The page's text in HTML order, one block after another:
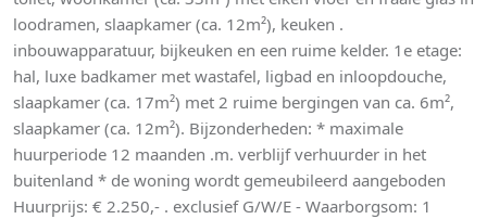
loodramen, slaapkamer (ca. 12m²), keuken .
inbouwapparatuur, bijkeuken en een ruime kelder. 1e etage:
hal, luxe badkamer met wastafel, ligbad en inloopdouche,
slaapkamer (ca. 17m²) met 2 ruime bergingen van ca. 6m²,
slaapkamer (ca. 12m²). Bijzonderheden: * maximale
huurperiode 12 maanden .m. verblijf verhuurder in het
buitenland * de woning wordt gemeubileerd aangeboden
Huurprijs: € 2.250,- . exclusief G/W/E - Waarborgsom: 1